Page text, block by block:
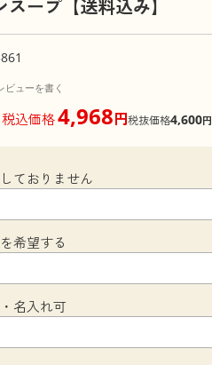
ープ【送料込み】
ビューを書く
税込価格4,968円税抜価格4,600円
ておりません
希望する
名入れ可